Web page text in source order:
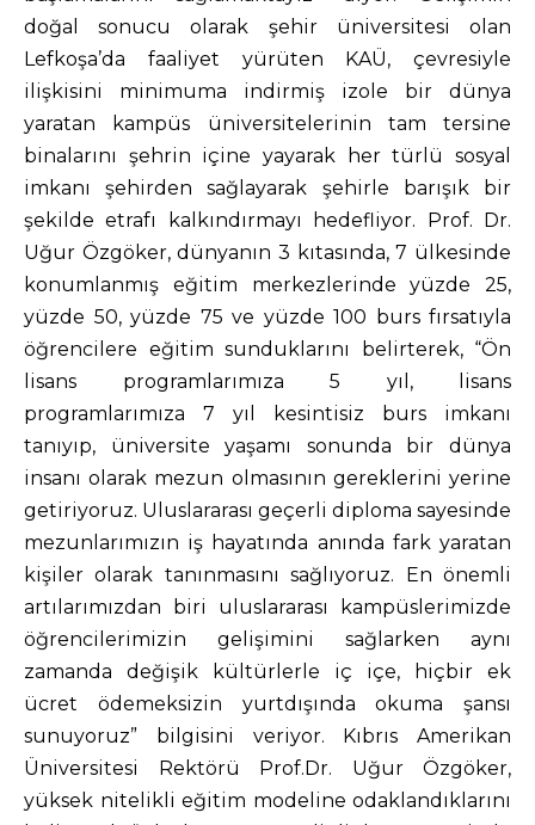
doğal sonucu olarak şehir üniversitesi olan
Lefkoşa’da faaliyet yürüten KAÜ, çevresiyle
ilişkisini minimuma indirmiş izole bir dünya
yaratan kampüs üniversitelerinin tam tersine
binalarını şehrin içine yayarak her türlü sosyal
imkanı şehirden sağlayarak şehirle barışık bir
şekilde etrafı kalkındırmayı hedefliyor. Prof. Dr.
Uğur Özgöker, dünyanın 3 kıtasında, 7 ülkesinde
konumlanmış eğitim merkezlerinde yüzde 25,
yüzde 50, yüzde 75 ve yüzde 100 burs fırsatıyla
öğrencilere eğitim sunduklarını belirterek, “Ön
lisans programlarımıza 5 yıl, lisans
programlarımıza 7 yıl kesintisiz burs imkanı
tanıyıp, üniversite yaşamı sonunda bir dünya
insanı olarak mezun olmasının gereklerini yerine
getiriyoruz. Uluslararası geçerli diploma sayesinde
mezunlarımızın iş hayatında anında fark yaratan
kişiler olarak tanınmasını sağlıyoruz. En önemli
artılarımızdan biri uluslararası kampüslerimizde
öğrencilerimizin gelişimini sağlarken aynı
zamanda değişik kültürlerle iç içe, hiçbir ek
ücret ödemeksizin yurtdışında okuma şansı
sunuyoruz” bilgisini veriyor. Kıbrıs Amerikan
Üniversitesi Rektörü Prof.Dr. Uğur Özgöker,
yüksek nitelikli eğitim modeline odaklandıklarını